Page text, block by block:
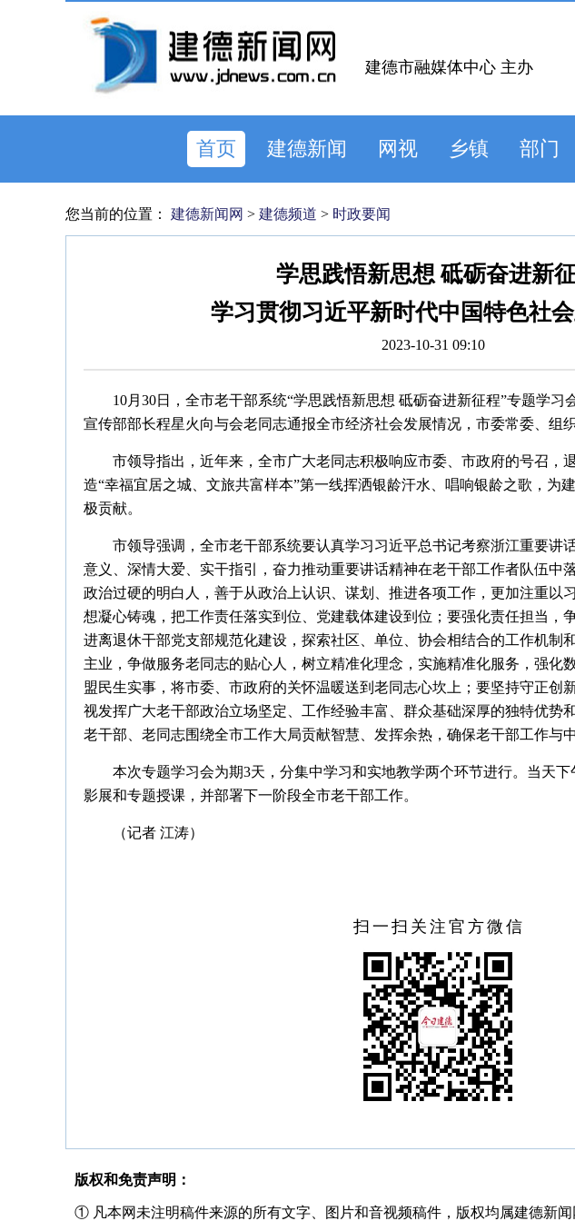
建德市融媒体中心 主办
首页 建德新闻 网视 乡镇 部门
您当前的位置： 建德新闻网 > 建德频道 > 时政要闻
学思践悟新思想 砥砺奋进新
学习贯彻习近平新时代中国特色社
2023-10-31 09:10
10月30日，全市老干部系统“学思践悟新思想 砥砺奋进新征程”专题学习
宣传部部长程星火向与会老同志通报全市经济社会发展情况，市委常委、组
市领导指出，近年来，全市广大老同志积极响应市委、市政府的号召，
造“幸福宜居之城、文旅共富样本”第一线挥洒银龄汗水、唱响银龄之歌，为
极贡献。
市领导强调，全市老干部系统要认真学习习近平总书记考察浙江重要讲
意义、深情大爱、实干指引，奋力推动重要讲话精神在老干部工作者队伍中
政治过硬的明白人，善于从政治上认识、谋划、推进各项工作，更加注重以
想凝心铸魂，把工作责任落实到位、党建载体建设到位；要强化责任担当，
进离退休干部党支部规范化建设，探索社区、单位、协会相结合的工作机制
主业，争做服务老同志的贴心人，树立精准化理念，实施精准化服务，强化
盟民生实事，将市委、市政府的关怀温暖送到老同志心坎上；要坚持守正创
视发挥广大老干部政治立场坚定、工作经验丰富、群众基础深厚的独特优势
老干部、老同志围绕全市工作大局贡献智慧、发挥余热，确保老干部工作与
本次专题学习会为期3天，分集中学习和实地教学两个环节进行。当天
影展和专题授课，并部署下一阶段全市老干部工作。
（记者 江涛）
扫一扫关注官方微信
版权和免责声明：
① 凡本网未注明稿件来源的所有文字、图片和音视频稿件，版权均属建德新